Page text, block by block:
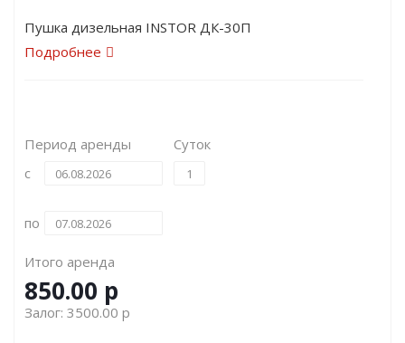
Пушка дизельная INSTOR ДК-30П
Подробнее
Период аренды
с
по
Суток
Итого аренда
850.00 р
Залог: 3500.00 р